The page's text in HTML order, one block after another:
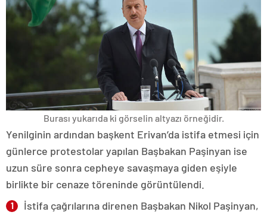
Burası yukarıda ki görselin altyazı örneğidir.
Yenilginin ardından başkent Erivan’da istifa etmesi için
günlerce protestolar yapılan Başbakan Paşinyan ise
uzun süre sonra cepheye savaşmaya giden eşiyle
birlikte bir cenaze töreninde görüntülendi.
İstifa çağrılarına direnen Başbakan Nikol Paşinyan,